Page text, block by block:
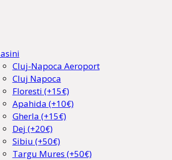
Cluj-Napoca Aeroport
Cluj Napoca
Floresti (+15€)
Apahida (+10€)
Gherla (+15€)
Dej (+20€)
Sibiu (+50€)
Targu Mures (+50€)